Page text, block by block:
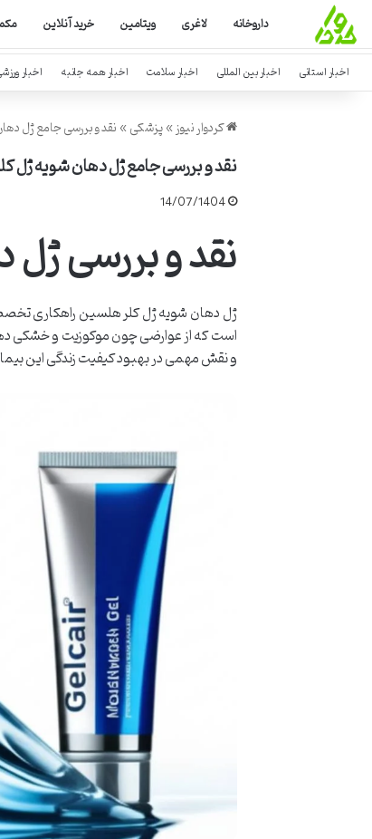
داروخانه لاغری ویتامین خرید آنلاین
اخبار استانی اخبار بین المللی اخبار سلامت اخبار همه جانبه اخبار
کردوار نیوز»پزشکی»نقد و بررسی جامع ژل
نقد و بررسی جامع ژل دهان شویه
14/07/1404
نقد و بررسی
ژل دهان شویه ژل کلر هلسین راهکاری
است که از عوارضی چون موکوزیت و خشکی
و نقش مهمی در بهبود کیفیت زندگی این